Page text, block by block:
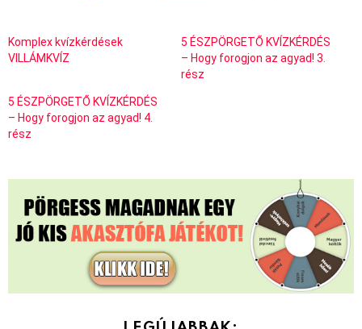
Komplex kvízkérdések
VILLÁMKVÍZ
5 ÉSZPÖRGETŐ KVÍZKÉRDÉS
– Hogy forogjon az agyad! 3.
rész
5 ÉSZPÖRGETŐ KVÍZKÉRDÉS
– Hogy forogjon az agyad! 4.
rész